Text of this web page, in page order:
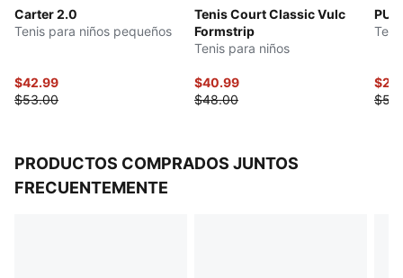
Forro: textil
Suela: goma
PUMA Niños: recomendado para niños de 4 a 8 años
Carter 2.0
Tenis para niños pequeños
$42.99
$53.00
Tenis Court Classic Vulc
Formstrip
Tenis para niños
$40.99
$48.00
PRODUCTOS COMPRADOS JUNTOS
FRECUENTEMENTE